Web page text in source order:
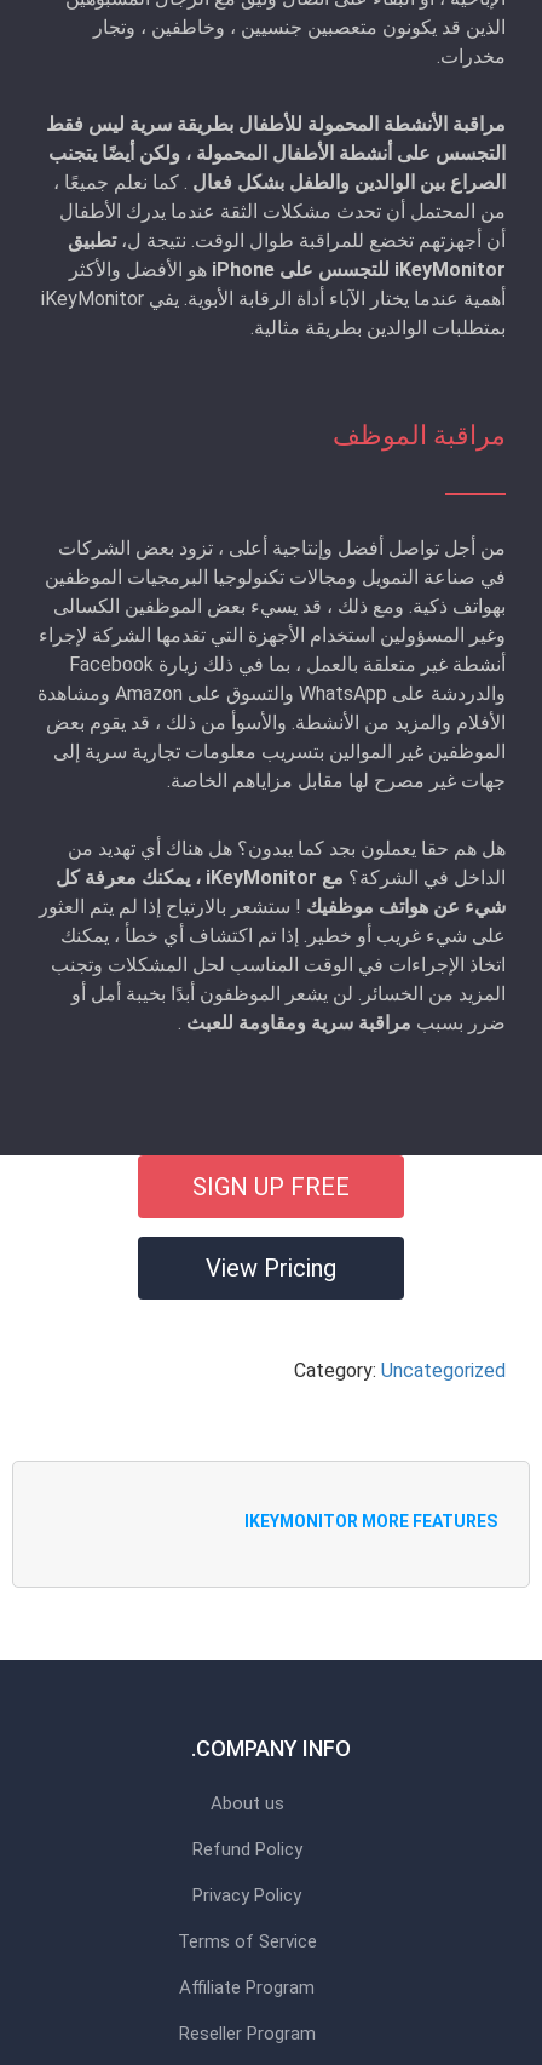
الذين قد يكونون متعصبين جنسيين ، وخاطفين ، وتجار
مخدرات.
مراقبة الأنشطة المحمولة للأطفال بطريقة سرية ليس فقط
التجسس على أنشطة الأطفال المحمولة ، ولكن أيضًا يتجنب
الصراع بين الوالدين والطفل بشكل فعال . كما نعلم جميعًا ،
من المحتمل أن تحدث مشكلات الثقة عندما يدرك الأطفال
أن أجهزتهم تخضع للمراقبة طوال الوقت. نتيجة ل، تطبيق
iKeyMonitor للتجسس على iPhone
هو الأفضل والأكثر
أهمية عندما يختار الآباء أداة الرقابة الأبوية. يفي iKeyMonitor
بمتطلبات الوالدين بطريقة مثالية.
مراقبة الموظف
من أجل تواصل أفضل وإنتاجية أعلى ، تزود بعض الشركات
في صناعة التمويل ومجالات تكنولوجيا البرمجيات الموظفين
بهواتف ذكية. ومع ذلك ، قد يسيء بعض الموظفين الكسالى
وغير المسؤولين استخدام الأجهزة التي تقدمها الشركة لإجراء
أنشطة غير متعلقة بالعمل ، بما في ذلك زيارة Facebook
والدردشة على WhatsApp والتسوق على Amazon ومشاهدة
الأفلام والمزيد من الأنشطة. والأسوأ من ذلك ، قد يقوم بعض
الموظفين غير الموالين بتسريب معلومات تجارية سرية إلى
جهات غير مصرح لها مقابل مزاياهم الخاصة.
هل هم حقا يعملون بجد كما يبدون؟ هل هناك أي تهديد من
الداخل في الشركة؟
مع iKeyMonitor ، يمكنك معرفة كل
شيء عن هواتف موظفيك ! ستشعر بالارتياح إذا لم يتم العثور
على شيء غريب أو خطير. إذا تم اكتشاف أي خطأ ، يمكنك
اتخاذ الإجراءات في الوقت المناسب لحل المشكلات وتجنب
المزيد من الخسائر. لن يشعر الموظفون أبدًا بخيبة أمل أو
ضرر بسبب مراقبة سرية ومقاومة للعبث .
SIGN UP FREE
View Pricing
Category: Uncategorized
IKEYMONITOR MORE FEATURES
COMPANY INFO.
About us
Refund Policy
Privacy Policy
Terms of Service
Affiliate Program
Reseller Program